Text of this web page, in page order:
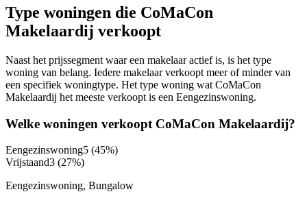
Type woningen die CoMaCon
Makelaardij verkoopt
Naast het prijssegment waar een makelaar actief is, is het type
woning van belang. Iedere makelaar verkoopt meer of minder van
een specifiek woningtype. Het type woning wat CoMaCon
Makelaardij het meeste verkoopt is een Eengezinswoning.
Welke woningen verkoopt CoMaCon Makelaardij?
Eengezinswoning5 (45%)
Vrijstaand3 (27%)
Eengezinswoning, Bungalow